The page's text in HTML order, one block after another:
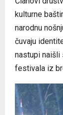
kulturne
narodnu
čuvaju
nastupi naišli
festivala iz